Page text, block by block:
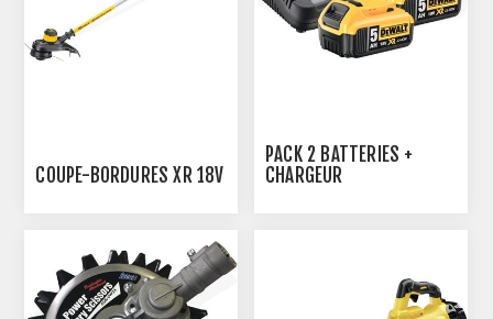
COUPE-BORDURES XR 18V
PACK 2 BATTERIES +
CHARGEUR